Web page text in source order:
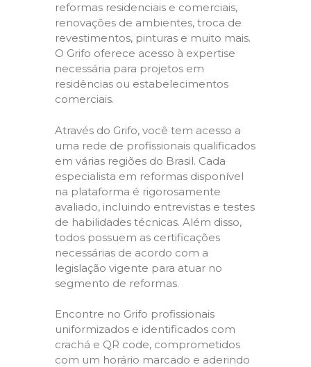
reformas residenciais e comerciais,
renovações de ambientes, troca de
revestimentos, pinturas e muito mais.
O Grifo oferece acesso à expertise
necessária para projetos em
residências ou estabelecimentos
comerciais.
Através do Grifo, você tem acesso a
uma rede de profissionais qualificados
em várias regiões do Brasil. Cada
especialista em reformas disponível
na plataforma é rigorosamente
avaliado, incluindo entrevistas e testes
de habilidades técnicas. Além disso,
todos possuem as certificações
necessárias de acordo com a
legislação vigente para atuar no
segmento de reformas.
Encontre no Grifo profissionais
uniformizados e identificados com
crachá e QR code, comprometidos
com um horário marcado e aderindo